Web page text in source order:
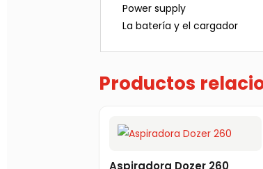
Power supply
La batería y el cargador
Productos
Aspiradora Dozer 260